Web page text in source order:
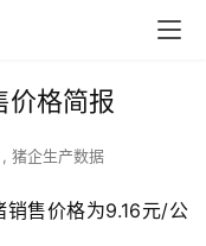
格简报
, 猪企生产数据
售价格为9.16元/公